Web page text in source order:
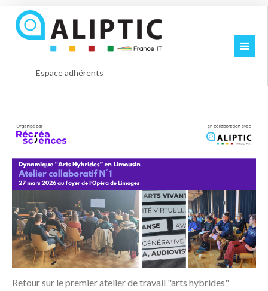
Espace adhérents
Retour sur le premier atelier de travail "arts hybrides"